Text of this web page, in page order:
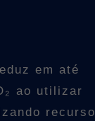
em até
ao utilizar